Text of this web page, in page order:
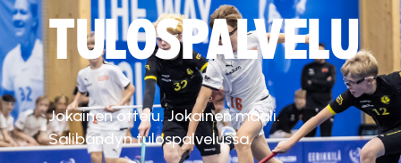
TULOSPALVELU
Jokainen ottelu. Jokainen maali.
Salibandyn tulospalvelussa.